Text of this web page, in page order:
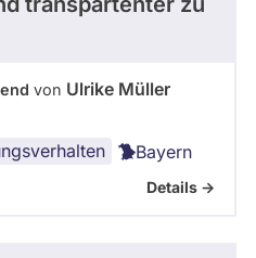
von Ulrike Müller
Bayern
Details ->